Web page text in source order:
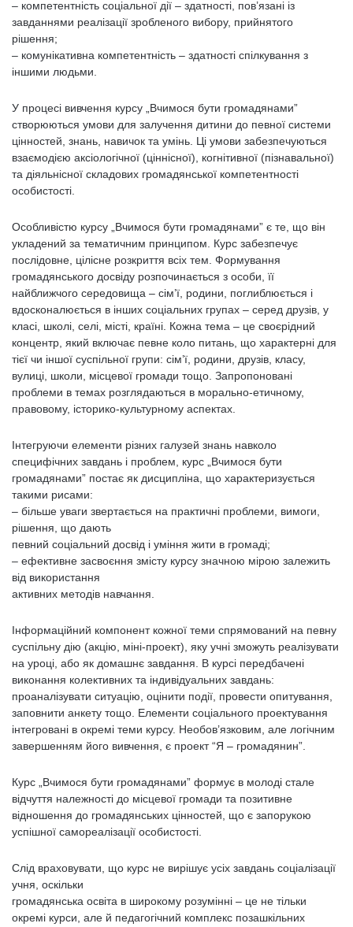
– компетентність соціальної дії – здатності, пов’язані із
завданнями реалізації зробленого вибору, прийнятого
рішення;
– комунікативна компетентність – здатності спілкування з
іншими людьми.
У процесі вивчення курсу „Вчимося бути громадянами”
створюються умови для залучення дитини до певної системи
цінностей, знань, навичок та умінь. Ці умови забезпечуються
взаємодією аксіологічної (ціннісної), когнітивної (пізнавальної)
та діяльнісної складових громадянської компетентності
особистості.
Особливістю курсу „Вчимося бути громадянами” є те, що він
укладений за тематичним принципом. Курс забезпечує
послідовне, цілісне розкриття всіх тем. Формування
громадянського досвіду розпочинається з особи, її
найближчого середовища – сім’ї, родини, поглиблюється і
вдосконалюється в інших соціальних групах – серед друзів, у
класі, школі, селі, місті, країні. Кожна тема – це своєрідний
концентр, який включає певне коло питань, що характерні для
тієї чи іншої суспільної групи: сім’ї, родини, друзів, класу,
вулиці, школи, місцевої громади тощо. Запропоновані
проблеми в темах розглядаються в морально-етичному,
правовому, історико-культурному аспектах.
Інтегруючи елементи різних галузей знань навколо
специфічних завдань і проблем, курс „Вчимося бути
громадянами” постає як дисципліна, що характеризується
такими рисами:
– більше уваги звертається на практичні проблеми, вимоги,
рішення, що дають
певний соціальний досвід і уміння жити в громаді;
– ефективне засвоєння змісту курсу значною мірою залежить
від використання
активних методів навчання.
Інформаційний компонент кожної теми спрямований на певну
суспільну дію (акцію, міні-проект), яку учні зможуть реалізувати
на уроці, або як домашнє завдання. В курсі передбачені
виконання колективних та індивідуальних завдань:
проаналізувати ситуацію, оцінити події, провести опитування,
заповнити анкету тощо. Елементи соціального проектування
інтегровані в окремі теми курсу. Необов’язковим, але логічним
завершенням його вивчення, є проект “Я – громадянин”.
Курс „Вчимося бути громадянами” формує в молоді стале
відчуття належності до місцевої громади та позитивне
відношення до громадянських цінностей, що є запорукою
успішної самореалізації особистості.
Слід враховувати, що курс не вирішує усіх завдань соціалізації
учня, оскільки
громадянська освіта в широкому розумінні – це не тільки
окремі курси, але й педагогічний комплекс позашкільних